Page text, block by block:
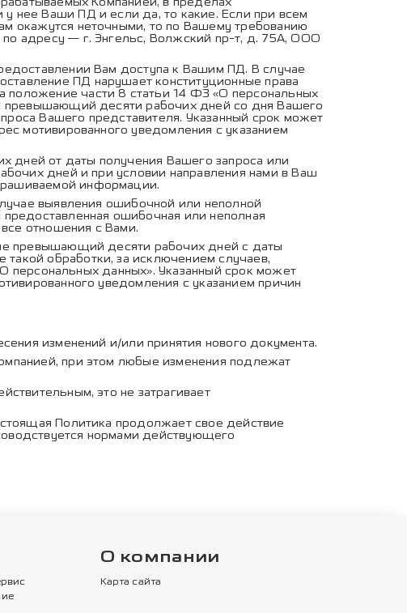
нее Ваши ПД и если да, то какие. Если при всем
окажутся неточными, то по Вашему требованию
адресу — г. Энгельс, Волжский пр-т, д. 75А, ООО
Вам доступа к Вашим ПД. В случае
ПД нарушает конституционные права
положение части 8 статьи 14 ФЗ «О персональных
превышающий десяти рабочих дней со дня Вашего
Вашего представителя. Указанный срок может
мотивированного уведомления с указанием
дней от даты получения Вашего запроса или
дней и при условии направления нами в Ваш
информации.
выявления ошибочной или неполной
ошибочная или неполная
отношения с Вами.
превышающий десяти рабочих дней с даты
обработки, за исключением случаев,
персональных данных». Указанный срок может
уведомления с указанием причин
изменений и/или принятия нового документа.
при этом любые изменения подлежат
это не затрагивает
Политика продолжает свое действие
нормами действующего
О компании
Карта сайта